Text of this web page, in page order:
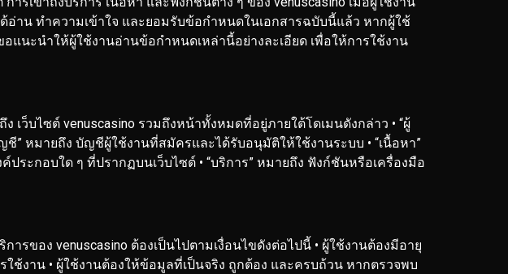
อ่าน ทำความเข้าใจ และยอมรับข้อกำหนดในเอกสารฉบับนี้แล้ว หากผู้ใช้
อแนะนำให้ผู้ใช้งานอ่านข้อกำหนดเหล่านี้อย่างละเอียด เพื่อให้การใช้งาน
ถึง เว็บไซต์ venuscasino รวมถึงหน้าทั้งหมดที่อยู่ภายใต้โดเมนดังกล่าว • “ผู้
ญชี” หมายถึง บัญชีผู้ใช้งานที่สมัครและได้รับอนุมัติให้ใช้งานระบบ • “เนื้อหา”
ประกอบใด ๆ ที่ปรากฏบนเว็บไซต์ • “บริการ” หมายถึง ฟังก์ชันหรือเครื่องมือ
รของ venuscasino ต้องเป็นไปตามเงื่อนไขดังต่อไปนี้ • ผู้ใช้งานต้องมีอายุ
ใช้งาน • ผู้ใช้งานต้องให้ข้อมูลที่เป็นจริง ถูกต้อง และครบถ้วน หากตรวจพบ